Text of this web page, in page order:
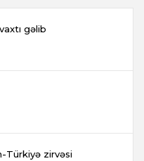
gəlib
Türkiyə zirvəsi